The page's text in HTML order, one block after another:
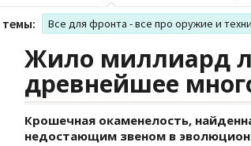
темы: Все для фронта - все про оружие и
Жило миллиард
древнейшее
Крошечная окаменелость,
недостающим звеном в